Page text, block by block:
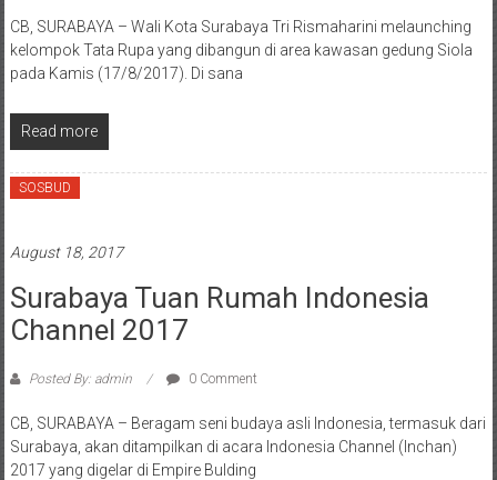
CB, SURABAYA – Wali Kota Surabaya Tri Rismaharini melaunching
kelompok Tata Rupa yang dibangun di area kawasan gedung Siola
pada Kamis (17/8/2017). Di sana
Read more
SOSBUD
August 18, 2017
Surabaya Tuan Rumah Indonesia
Channel 2017
Posted By: admin 0 Comment
CB, SURABAYA – Beragam seni budaya asli Indonesia, termasuk dari
Surabaya, akan ditampilkan di acara Indonesia Channel (Inchan)
2017 yang digelar di Empire Bulding